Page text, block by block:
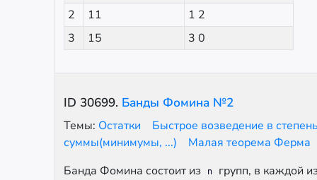
2
11
1 2
3
15 3 0
ID 30699. Банды Фомина №2
Темы: Остатки
Быстрое возведение в
суммы(минимумы, ...)
Малая теорема Ферма
Банда Фомина состоит из
n
групп, в каждой